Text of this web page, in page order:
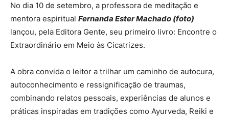
No dia 10 de setembro, a professora de meditação e
mentora espiritual Fernanda Ester Machado (foto)
lançou, pela Editora Gente, seu primeiro livro: Encontre o
Extraordinário em Meio às Cicatrizes.
A obra convida o leitor a trilhar um caminho de autocura,
autoconhecimento e ressignificação de traumas,
combinando relatos pessoais, experiências de alunos e
práticas inspiradas em tradições como Ayurveda, Reiki e